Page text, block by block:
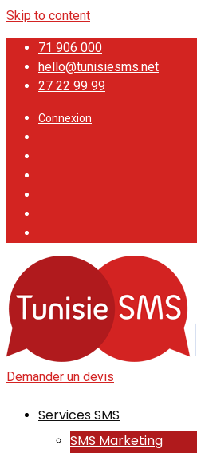
Skip to content
71 906 000
hello@tunisiesms.net
27 22 99 99
Connexion
Demander un devis
Services SMS
SMS Marketing